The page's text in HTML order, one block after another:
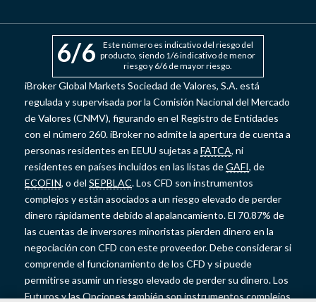
6/6
Este número es indicativo del riesgo del
producto, siendo 1/6 indicativo de menor
riesgo y 6/6 de mayor riesgo.
iBroker Global Markets Sociedad de Valores, S.A. está
regulada y supervisada por la Comisión Nacional del Mercado
de Valores (CNMV), figurando en el Registro de Entidades
con el número 260. iBroker no admite la apertura de cuenta a
personas residentes en EEUU sujetas a FATCA, ni
residentes en países incluidos en las listas deGAFI, de
ECOFIN, o del SEPBLAC. Los CFD son instrumentos
complejos y están asociados a un riesgo elevado de perder
dinero rápidamente debido al apalancamiento. El 70.87% de
las cuentas de inversores minoristas pierden dinero en la
negociación con CFD con este proveedor. Debe considerar si
comprende el funcionamiento de los CFD y si puede
permitirse asumir un riesgo elevado de perder su dinero. Los
Futuros y las Opciones también son instrumentos complejos